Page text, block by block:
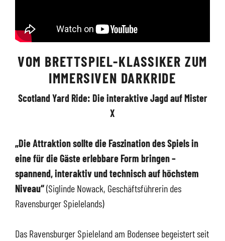
VOM BRETTSPIEL-KLASSIKER ZUM
IMMERSIVEN DARKRIDE
Scotland Yard Ride: Die interaktive Jagd auf Mister
X
„Die Attraktion sollte die Faszination des Spiels in
eine für die Gäste erlebbare Form bringen –
spannend, interaktiv und technisch auf höchstem
Niveau“(Siglinde Nowack, Geschäftsführerin des
Ravensburger Spielelands)
Das Ravensburger Spieleland am Bodensee begeistert seit